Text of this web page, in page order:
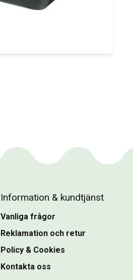
Information & kundtjänst
Vanliga frågor
Reklamation och retur
Policy & Cookies
Kontakta oss